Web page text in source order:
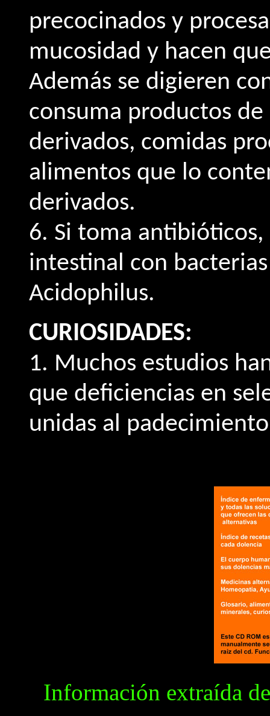
precocinados y
mucosidad y hacen
Además se digieren
consuma productos
derivados, comidas
alimentos que lo
derivados.
6. Si toma
intestinal con
Acidophilus.
CURIOSIDADES:
1. Muchos estudios
que deficiencias en
unidas al
Información extraída